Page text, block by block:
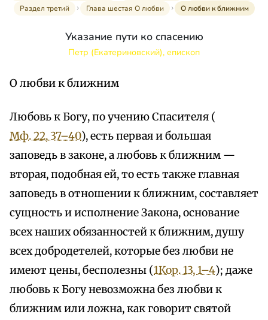
Раздел третий
Глава шестая О любви О любви к ближним
Указание пути ко спасению
Петр (Екатериновский), епископ
О любви к ближним
Любовь к Богу, по учению Спасителя (
Мф. 22, 37–40), есть первая и большая
заповедь в законе, а любовь к ближним —
вторая, подобная ей, то есть также главная
заповедь в отношении к ближним, составляет
сущность и исполнение Закона, основание
всех наших обязанностей к ближним, душу
всех добродетелей, которые без любви не
имеют цены, бесполезны (1Кор. 13, 1–4); даже
любовь к Богу невозможна без любви к
ближним или ложна, как говорит святой